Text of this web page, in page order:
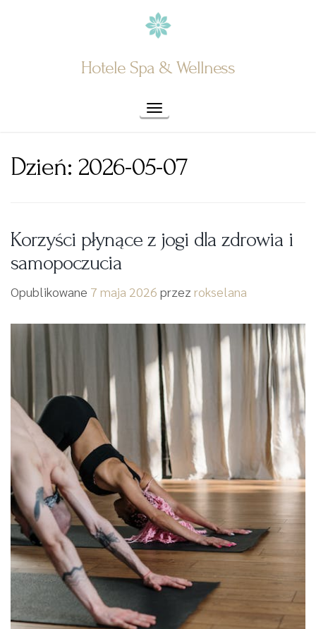
Hotele Spa & Wellness
Toggle navigation
Dzień: 2026-05-07
Korzyści płynące z jogi dla zdrowia i
samopoczucia
Opublikowane 7 maja 2026 przez rokselana